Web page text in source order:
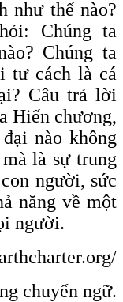
như thế nào?
Chúng ta
Chúng ta
tư cách là cá
Câu trả lời
Hiến chương,
nào không
là sự trung
người, sức
năng về một
người.
chuyển ngữ.